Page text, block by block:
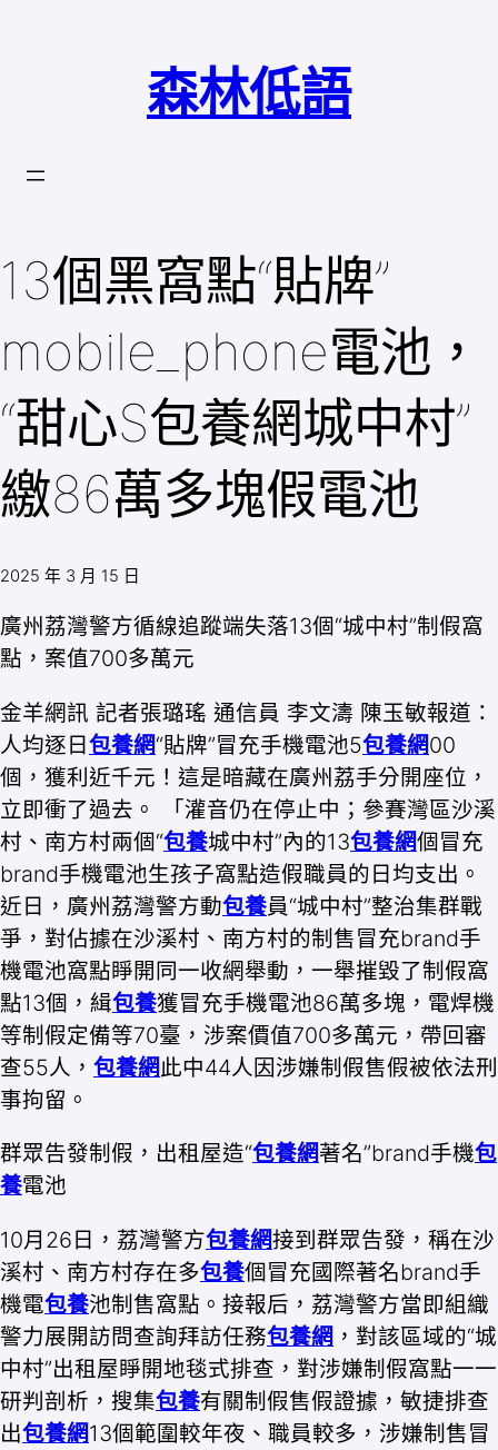
森林低語
13個黑窩點“貼牌”
mobile_phone電池，
“甜心S包養網城中村”
繳86萬多塊假電池
2025 年 3 月 15 日
廣州荔灣警方循線追蹤端失落13個“城中村”制假窩
點，案值700多萬元
金羊網訊 記者張璐瑤 通信員 李文濤 陳玉敏報道：
人均逐日包養網“貼牌”冒充手機電池5包養網00
個，獲利近千元！這是暗藏在廣州荔手分開座位，
立即衝了過去。 「灌音仍在停止中；參賽灣區沙溪
村、南方村兩個“包養城中村”內的13包養網個冒充
brand手機電池生孩子窩點造假職員的日均支出。
近日，廣州荔灣警方動包養員“城中村”整治集群戰
爭，對佔據在沙溪村、南方村的制售冒充brand手
機電池窩點睜開同一收網舉動，一舉摧毀了制假窩
點13個，緝包養獲冒充手機電池86萬多塊，電焊機
等制假定備等70臺，涉案價值700多萬元，帶回審
查55人， 包養網 此中44人因涉嫌制假售假被依法刑
事拘留。
群眾告發制假，出租屋造“包養網著名”brand手機包
養電池
10月26日，荔灣警方包養網接到群眾告發，稱在沙
溪村、南方村存在多包養個冒充國際著名brand手
機電包養池制售窩點。接報后，荔灣警方當即組織
警力展開訪問查詢拜訪任務包養網 ，對該區域的“城
中村”出租屋睜開地毯式排查，對涉嫌制假窩點一一
研判剖析，搜集包養有關制假售假證據，敏捷排查
出包養網13個範圍較年夜、職員較多，涉嫌制售冒